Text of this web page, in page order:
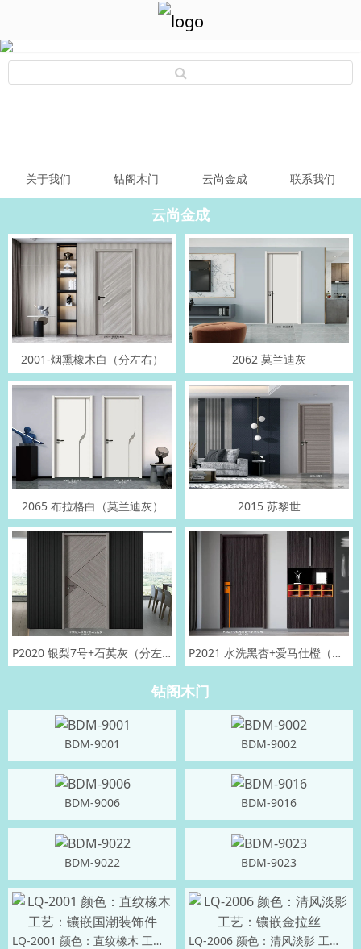
关于我们 钻阁木门 云尚金成 联系我们
云尚金成
2001-烟熏橡木白（分左右） 2062 莫兰迪灰
2065 布拉格白（莫兰迪灰） 2015 苏黎世
P2020 银梨7号+石英灰（分左右） P2021 水洗黑杏+爱马仕橙（分左右）
钻阁木门
BDM-9001 BDM-9002
BDM-9006 BDM-9016
BDM-9022 BDM-9023
LQ-2001 颜色：直纹橡木 工艺：镶嵌国潮装饰件 LQ-2006 颜色：清风淡影 工艺：镶嵌金拉丝